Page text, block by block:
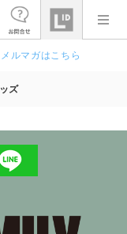
ルマガはこちら
ズ